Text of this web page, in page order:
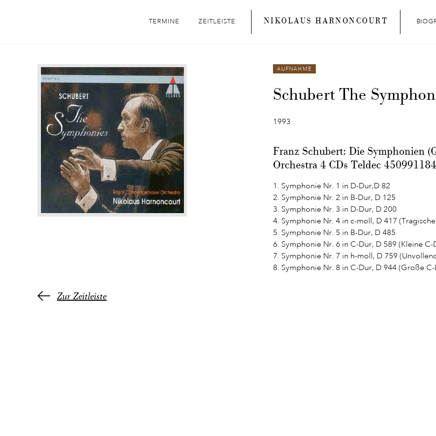
TERMINE ZEITLEISTE NIKOLAUS HARNONCOURT
AUFNAHME
Schubert The
1993
Franz Schubert: Die Symphonien
Orchestra 4 CDs Teldec
1. Symphonie Nr. 1 in D-Dur,D 82
2. Symphonie Nr. 2 in B-Dur, D 125
3. Symphonie Nr. 3 in D-Dur, D 200
4. Symphonie Nr. 4 in c-moll, D 417
5. Symphonie Nr. 5 in B-Dur, D 485
6. Symphonie Nr. 6 in C-Dur, D 589 (Kleine C-
7. Symphonie Nr. 7 in h-moll, D 759
8. Symphonie Nr. 8 in C-Dur, D 944 (Große C-
Zur Zeitleiste